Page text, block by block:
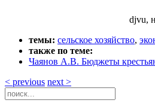
djvu,
темы: сельское хозяйство,
также по теме:
Чаянов А.В. Бюджеты
< previous next >